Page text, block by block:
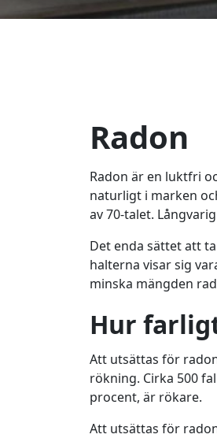
Radon
Radon är en luktfri
naturligt i marken
av 70-talet.
Det enda sättet att
halterna visar sig
minska mängden
Hur
Att utsättas för
rökning. Cirka 500
procent, är rökare.
Att utsättas för